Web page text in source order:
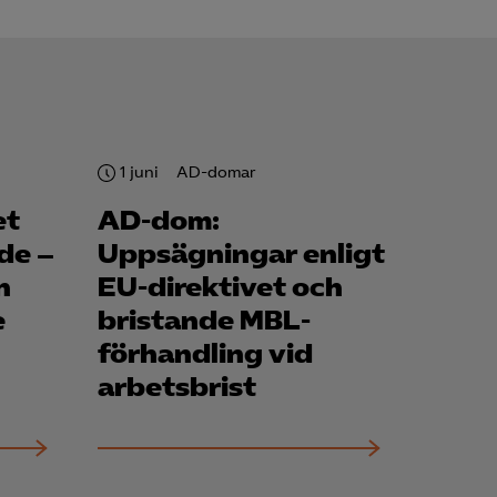
–
1 juni AD-domar
AD-dom:
Uppsägningar enligt
EU-direktivet och
bristande MBL-
förhandling vid
arbets­brist